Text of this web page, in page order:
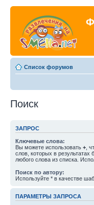
Список форумов
Поиск
ЗАПРОС
Ключевые слова:
Вы можете использовать + ,
слов, которых в
любого слова из списка.
Поиск по автору:
Используйте * в качестве
ПАРАМЕТРЫ ЗАПРОСА